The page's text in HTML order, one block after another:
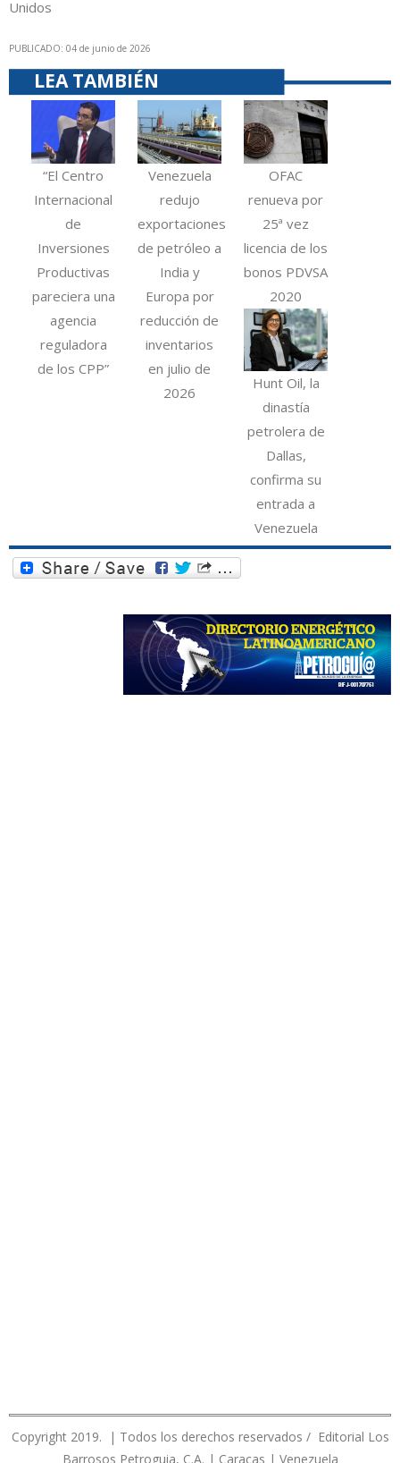
Unidos
PUBLICADO: 04 de junio de 2026
LEA TAMBIÉN
“El Centro
Internacional
de
Inversiones
Productivas
pareciera una
agencia
reguladora
de los CPP”
Venezuela
redujo
exportaciones
de petróleo a
India y
Europa por
reducción de
inventarios
en julio de
2026
OFAC
renueva por
25ª vez
licencia de los
bonos PDVSA
2020
Hunt Oil, la
dinastía
petrolera de
Dallas,
confirma su
entrada a
Venezuela
Copyright 2019. | Todos los derechos reservados / Editorial Los
Barrosos Petroguia, C.A. | Caracas | Venezuela